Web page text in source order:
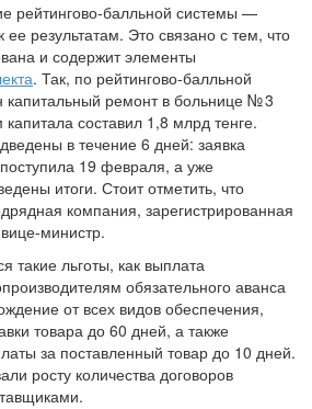
рейтингово-балльной системы —
ее результатам. Это связано с тем, что
и содержит элементы
. Так, по рейтингово-балльной
ремонт в больнице № 3
составил 1,8 млрд тенге.
в течение 6 дней: заявка
19 февраля, а уже
итоги. Стоит отметить, что
компания, зарегистрированная
министр.
такие льготы, как выплата
обязательного аванса
от всех видов обеспечения,
товара до 60 дней, а также
за поставленный товар до 10 дней.
росту количества договоров